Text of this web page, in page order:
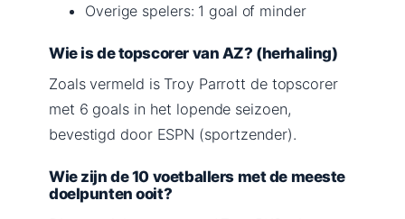
Overige spelers: 1 goal of minder
Wie is de topscorer van AZ? (herhaling)
Zoals vermeld is Troy Parrott de topscorer
met 6 goals in het lopende seizoen,
bevestigd door ESPN (sportzender).
Wie zijn de 10 voetballers met de meeste
doelpunten ooit?